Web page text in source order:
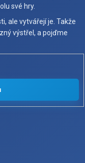
své hry.
ale vytvářejí je. Takže
výstřel, a pojďme